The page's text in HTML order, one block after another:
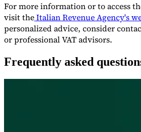
For more information or to access
visit theItalian Revenue Agency's
personalized advice, consider
or professional VAT advisors.
Frequently asked